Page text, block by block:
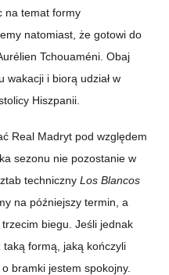
na temat formy
natomiast, że gotowi do
Tchouaméni. Obaj
wakacji i biorą udział w
Hiszpanii.
Real Madryt pod względem
sezonu nie pozostanie w
techniczny Los Blancos
na późniejszy termin, a
biegu. Jeśli jednak
taką formą, jaką kończyli
bramki jestem spokojny.